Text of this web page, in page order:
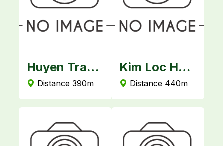
Huyen Tran Hotel
Distance 390m
Kim Loc Hotel
Distance 440m